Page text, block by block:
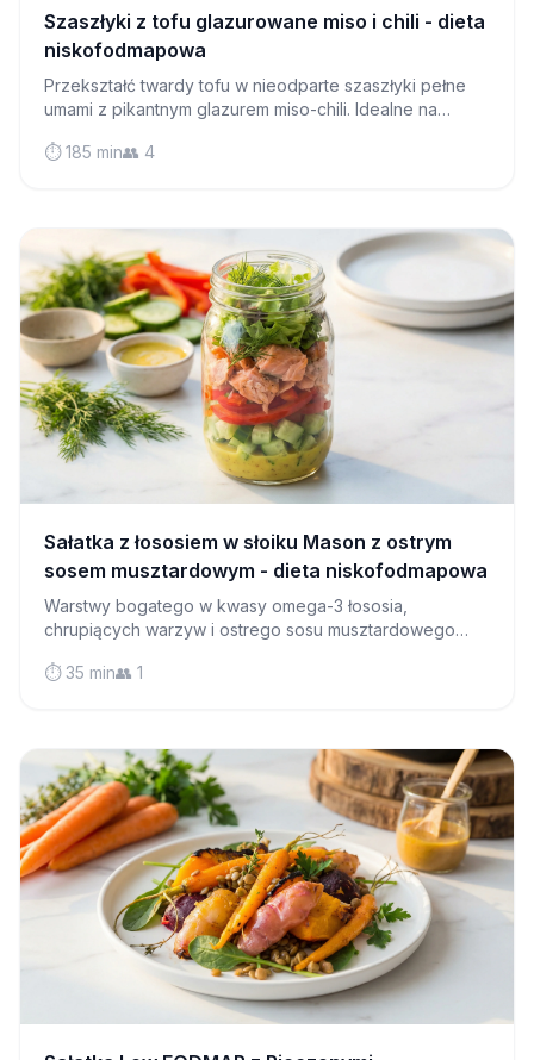
Szaszłyki z tofu glazurowane miso i chili - dieta
niskofodmapowa
Przekształć twardy tofu w nieodparte szaszłyki pełne
umami z pikantnym glazurem miso-chili. Idealne na
zachwycą gości.
⏱️ 185 min👥 4
Sałatka z łososiem w słoiku Mason z ostrym
sosem musztardowym - dieta niskofodmapowa
Warstwy bogatego w kwasy omega-3 łososia,
chrupiących warzyw i ostrego sosu musztardowego
pozostaje świeży przez wiele dni.
⏱️ 35 min👥 1